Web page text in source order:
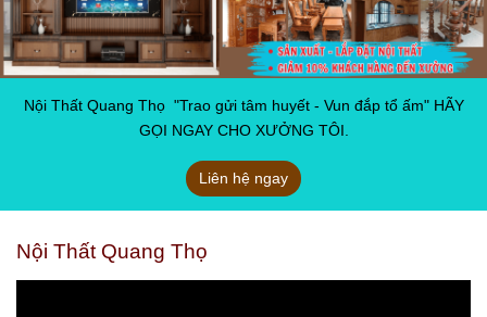
Nội Thất Quang Thọ "Trao gửi tâm huyết - Vun đắp tổ ấm" HÃY
GỌI NGAY CHO XƯỞNG TÔI.
Liên hệ ngay
Nội Thất Quang Thọ